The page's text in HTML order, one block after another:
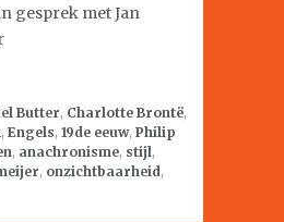
gesprek met Jan
Butter, Charlotte Brontë,
, Engels, 19de eeuw, Philip
, anachronisme, stijl,
, onzichtbaarheid,